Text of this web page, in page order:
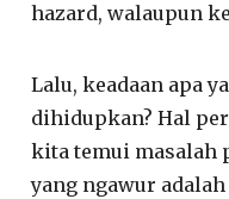
hazard, walaupun
Lalu, keadaan apa
dihidupkan? Hal
kita temui masalah
yang ngawur